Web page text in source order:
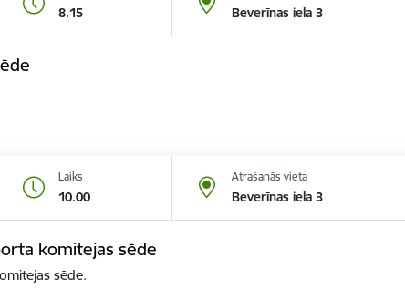
8.15 Beverīnas iela 3
Laiks
10.00
Atrašanās vieta
Beverīnas iela 3
komitejas sēde
sēde.